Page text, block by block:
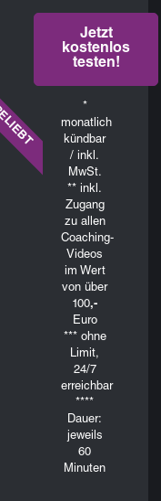
Jetzt
kostenlos
testen!
*
monatlich
kündbar
/ inkl.
MwSt.
** inkl.
Zugang
zu allen
Coaching-
Videos
im Wert
von über
100,-
Euro
*** ohne
Limit,
24/7
erreichbar
****
Dauer:
jeweils
60
Minuten